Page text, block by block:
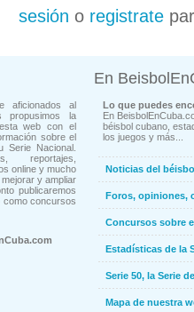
sesión o registrate
aficionados al
propusimos la
web con el
sobre el
Serie Nacional.
reportajes,
online y mucho
y ampliar
publicaremos
concursos
En
Lo que puedes
En
béisbol cubano,
los juegos y más...
Noticias del
Foros, opiniones,
Concursos sobre
Estadísticas de la
Serie 50, la Serie
Mapa de nuestra